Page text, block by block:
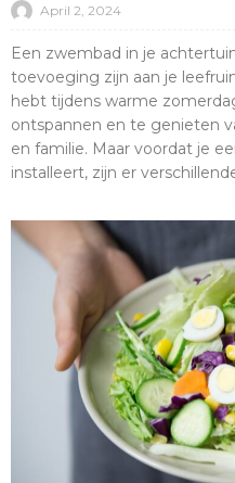
April 2, 2024
Een zwembad in je
toevoeging zijn aan je
hebt tijdens warme
ontspannen en te genieten
en familie. Maar voordat je
installeert, zijn er